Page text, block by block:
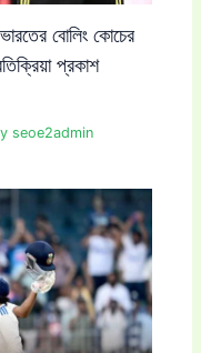
বোলিং কোচের
প্রকাশ
seoe2admin